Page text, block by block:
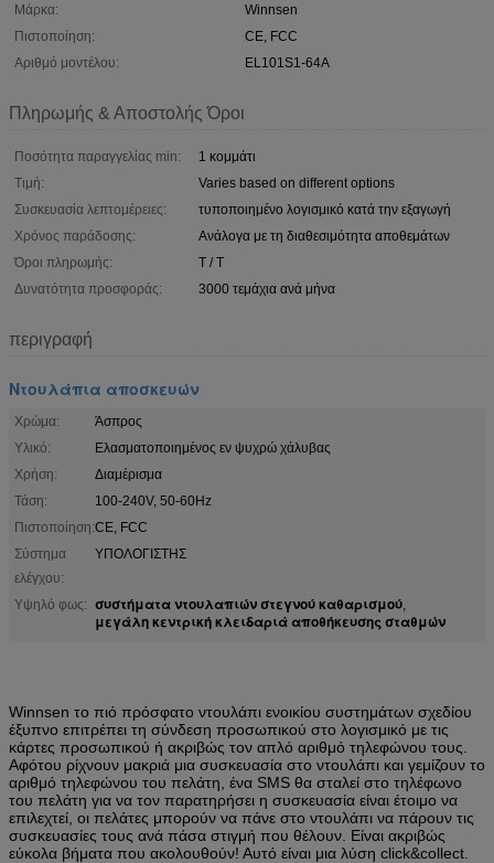
Μάρκα:
Winnsen
Πιστοποίηση:
CE, FCC
Αριθμό μοντέλου:
EL101S1-64A
Πληρωμής & Αποστολής Όροι
Ποσότητα παραγγελίας min:
1 κομμάτι
Τιμή:
Varies based on different options
Συσκευασία λεπτομέρειες:
τυποποιημένο λογισμικό κατά την εξαγωγή
Χρόνος παράδοσης:
Ανάλογα με τη διαθεσιμότητα αποθεμάτων
Όροι πληρωμής:
T / T
Δυνατότητα προσφοράς:
3000 τεμάχια ανά μήνα
περιγραφή
Ντουλάπια αποσκευών
Χρώμα:
Άσπρος
Υλικό:
Ελασματοποιημένος εν ψυχρώ χάλυβας
Χρήση:
Διαμέρισμα
Τάση:
100-240V, 50-60Hz
Πιστοποίηση:CE, FCC
Σύστημα
ελέγχου:
ΥΠΟΛΟΓΙΣΤΗΣ
Υψηλό φως: συστήματα ντουλαπιών στεγνού καθαρισμού,
μεγάλη κεντρική κλειδαριά αποθήκευσης σταθμών
Winnsen το πιό πρόσφατο ντουλάπι ενοικίου συστημάτων σχεδίου
έξυπνο επιτρέπει τη σύνδεση προσωπικού στο λογισμικό με τις
κάρτες προσωπικού ή ακριβώς τον απλό αριθμό τηλεφώνου τους.
Αφότου ρίχνουν μακριά μια συσκευασία στο ντουλάπι και γεμίζουν το
αριθμό τηλεφώνου του πελάτη, ένα SMS θα σταλεί στο τηλέφωνο
του πελάτη για να τον παρατηρήσει η συσκευασία είναι έτοιμο να
επιλεχτεί, οι πελάτες μπορούν να πάνε στο ντουλάπι να πάρουν τις
συσκευασίες τους ανά πάσα στιγμή που θέλουν. Είναι ακριβώς
εύκολα βήματα που ακολουθούν! Αυτό είναι μια λύση click&collect.